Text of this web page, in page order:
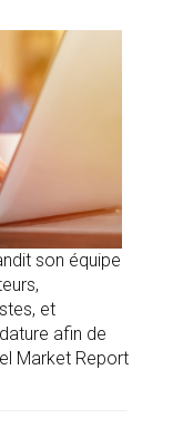
son équipe
et
afin de
Market Report